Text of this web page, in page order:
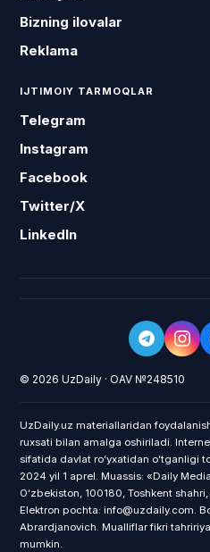
Bizning ilovalar
Reklama
IJTIMOIY TARMOQLAR
Telegram
Instagram
Facebook
Twitter/X
LinkedIn
© 2026 UzDaily · OAV №248510
UzDaily.uz materiallaridan
ruxsati bilan amalga oshiriladi.
sifatida davlat roʻyxatidan oʻtganligi
2024 yil 1 aprel. Muassis: «Daily
Oʻzbekiston, 100180, Toshkent
Elektron pochta: info@uzdaily.com.
Abrardjanovich. Mualliflar fikri
mumkin.